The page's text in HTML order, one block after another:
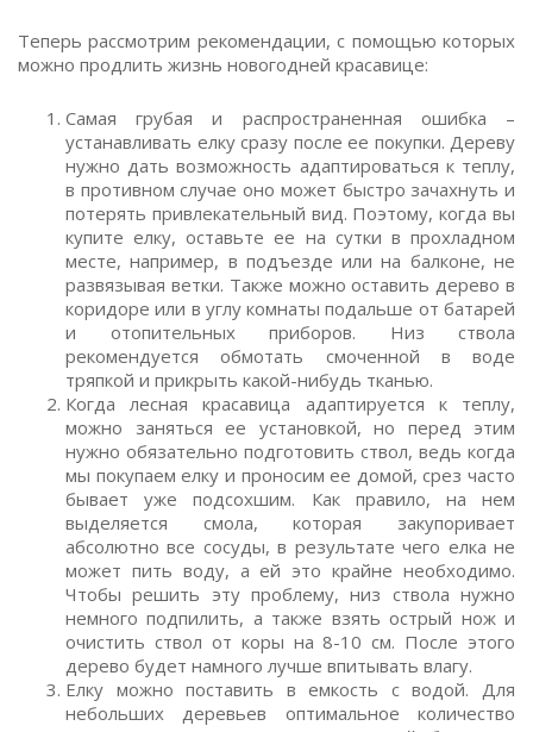
Теперь рассмотрим рекомендации, с помощью которых
можно продлить жизнь новогодней красавице:
Самая грубая и распространенная ошибка –
устанавливать елку сразу после ее покупки. Дереву
нужно дать возможность адаптироваться к теплу,
в противном случае оно может быстро зачахнуть и
потерять привлекательный вид. Поэтому, когда вы
купите елку, оставьте ее на сутки в прохладном
месте, например, в подъезде или на балконе, не
развязывая ветки. Также можно оставить дерево в
коридоре или в углу комнаты подальше от батарей
и отопительных приборов. Низ ствола
рекомендуется обмотать смоченной в воде
тряпкой и прикрыть какой-нибудь тканью.
Когда лесная красавица адаптируется к теплу,
можно заняться ее установкой, но перед этим
нужно обязательно подготовить ствол, ведь когда
мы покупаем елку и проносим ее домой, срез часто
бывает уже подсохшим. Как правило, на нем
выделяется смола, которая закупоривает
абсолютно все сосуды, в результате чего елка не
может пить воду, а ей это крайне необходимо.
Чтобы решить эту проблему, низ ствола нужно
немного подпилить, а также взять острый нож и
очистить ствол от коры на 8-10 см. После этого
дерево будет намного лучше впитывать влагу.
Елку можно поставить в емкость с водой. Для
небольших деревьев оптимальное количество